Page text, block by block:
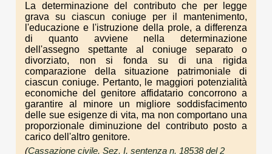
La determinazione del contributo che per legge
grava su ciascun coniuge per il mantenimento,
l'educazione e l'istruzione della prole, a differenza
di quanto avviene nella determinazione
dell'assegno spettante al coniuge separato o
divorziato, non si fonda su di una rigida
comparazione della situazione patrimoniale di
ciascun coniuge. Pertanto, le maggiori potenzialità
economiche del genitore affidatario concorrono a
garantire al minore un migliore soddisfacimento
delle sue esigenze di vita, ma non comportano una
proporzionale diminuzione del contributo posto a
carico dell'altro genitore.
(Cassazione civile, Sez. I, sentenza n. 18538 del 2